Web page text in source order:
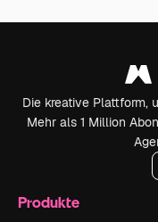
Die kreative Plattform,
Mehr als 1 Million
Produkte